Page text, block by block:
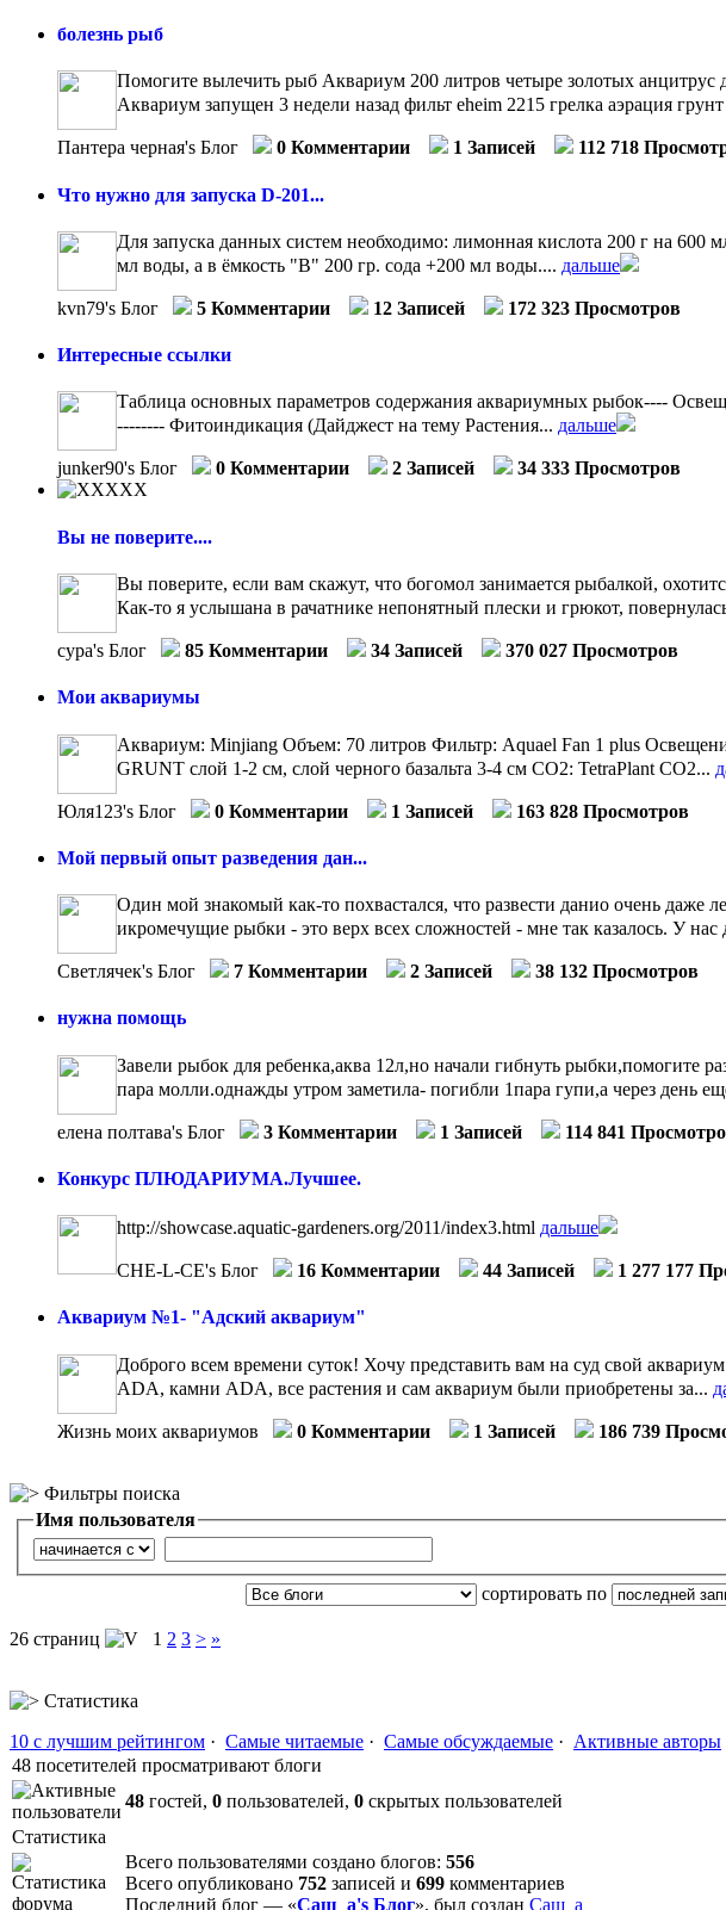
болезнь рыб
Помогите вылечить рыб Аквариум 200 литров четыре золотых
Аквариум запущен 3 недели назад фильт eheim 2215 грелка аэрация
Пантера черная's Блог 0 Комментарии 1 Записей 112 718
Что нужно для запуска D-201...
Для запуска данных систем необходимо: лимонная кислота 200 г на
мл воды, а в ёмкость "B" 200 гр. сода +200 мл воды.... дальше
kvn79's Блог 5 Комментарии 12 Записей 172 323 Просмотров
Интересные ссылки
Таблица основных параметров содержания аквариумных рыбок----
-------- Фитоиндикация (Дайджест на тему Растения... дальше
junker90's Блог 0 Комментарии 2 Записей 34 333 Просмотров
Вы не поверите....
Вы поверите, если вам скажут, что богомол занимается рыбалкой,
Как-то я услышана в рачатнике непонятный плески и грюкот,
сура's Блог 85 Комментарии 34 Записей 370 027 Просмотров
Мои аквариумы
Аквариум: Minjiang Объем: 70 литров Фильтр: Aquael Fan 1 plus
GRUNT слой 1-2 см, слой черного базальта 3-4 см СО2: TetraPlant СО2...
Юля123's Блог 0 Комментарии 1 Записей 163 828 Просмотров
Мой первый опыт разведения дан...
Один мой знакомый как-то похвастался, что развести данио очень даже
икромечущие рыбки - это верх всех сложностей - мне так казалось. У нас
Светлячек's Блог 7 Комментарии 2 Записей 38 132 Просмотров
нужна помощь
Завели рыбок для ребенка,аква 12л,но начали гибнуть рыбки,помогите
пара молли.однажды утром заметила- погибли 1пара гупи,а через день
елена полтава's Блог 3 Комментарии 1 Записей 114 841
Конкурс ПЛЮДАРИУМА.Лучшее.
http://showcase.aquatic-gardeners.org/2011/index3.html дальше
CHE-L-CE's Блог 16 Комментарии 44 Записей 1 277 177
Аквариум №1- "Адский аквариум"
Доброго всем времени суток! Хочу представить вам на суд свой
ADA, камни ADA, все растения и сам аквариум были приобретены за...
Жизнь моих аквариумов 0 Комментарии 1 Записей 186 739
Фильтры поиска
Имя пользователя
сортировать по
26 страниц 1 2 3 > »
Статистика
10 с лучшим рейтингом · Самые читаемые · Самые обсуждаемые · Активные авторы
48 посетителей просматривают блоги
48 гостей, 0 пользователей, 0 скрытых пользователей
Статистика
Всего пользователями создано блогов: 556
Всего опубликовано 752 записей и 699 комментариев
Последний блог — «Саш_а's Блог», был создан Саш_а